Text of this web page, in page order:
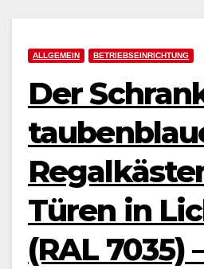
ALLGEMEIN BETRIEBSEINRICHTUNG
Der
Türen in
(RAL 7035)